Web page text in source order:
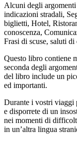
Alcuni degli
indicazioni stradali,
biglietti, Hotel,
conoscenza,
Frasi di scuse, saluti
Questo libro contiene
seconda degli
del libro include un
ed importanti.
Durante i vostri viaggi
e disporrete di un
nei momenti di
in un’altra lingua